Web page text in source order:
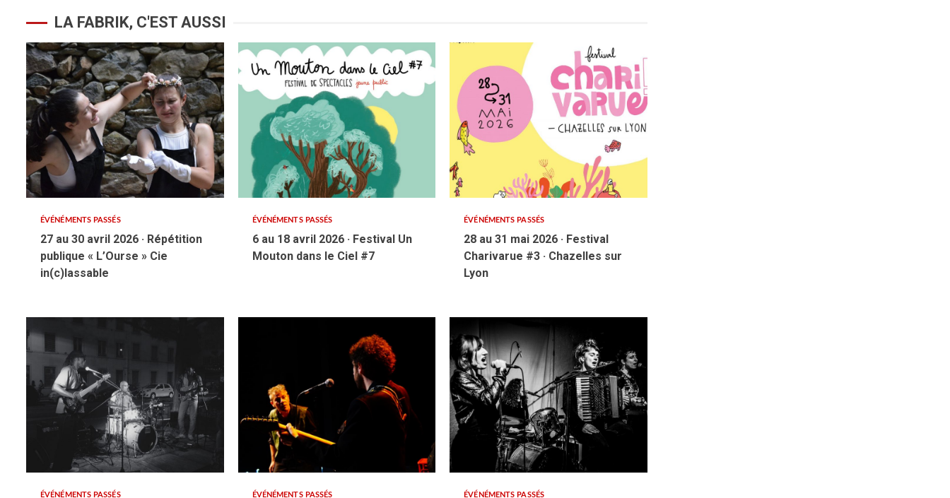
LA FABRIK, C'EST AUSSI
ÉVÉNÉMENTS PASSÉS
27 au 30 avril 2026 · Répétition
publique « L’Ourse » Cie
in(c)lassable
ÉVÉNÉMENTS PASSÉS
6 au 18 avril 2026 · Festival Un
Mouton dans le Ciel #7
ÉVÉNÉMENTS PASSÉS
28 au 31 mai 2026 · Festival
Charivarue #3 · Chazelles sur
Lyon
ÉVÉNÉMENTS PASSÉS ÉVÉNÉMENTS PASSÉS ÉVÉNÉMENTS PASSÉS